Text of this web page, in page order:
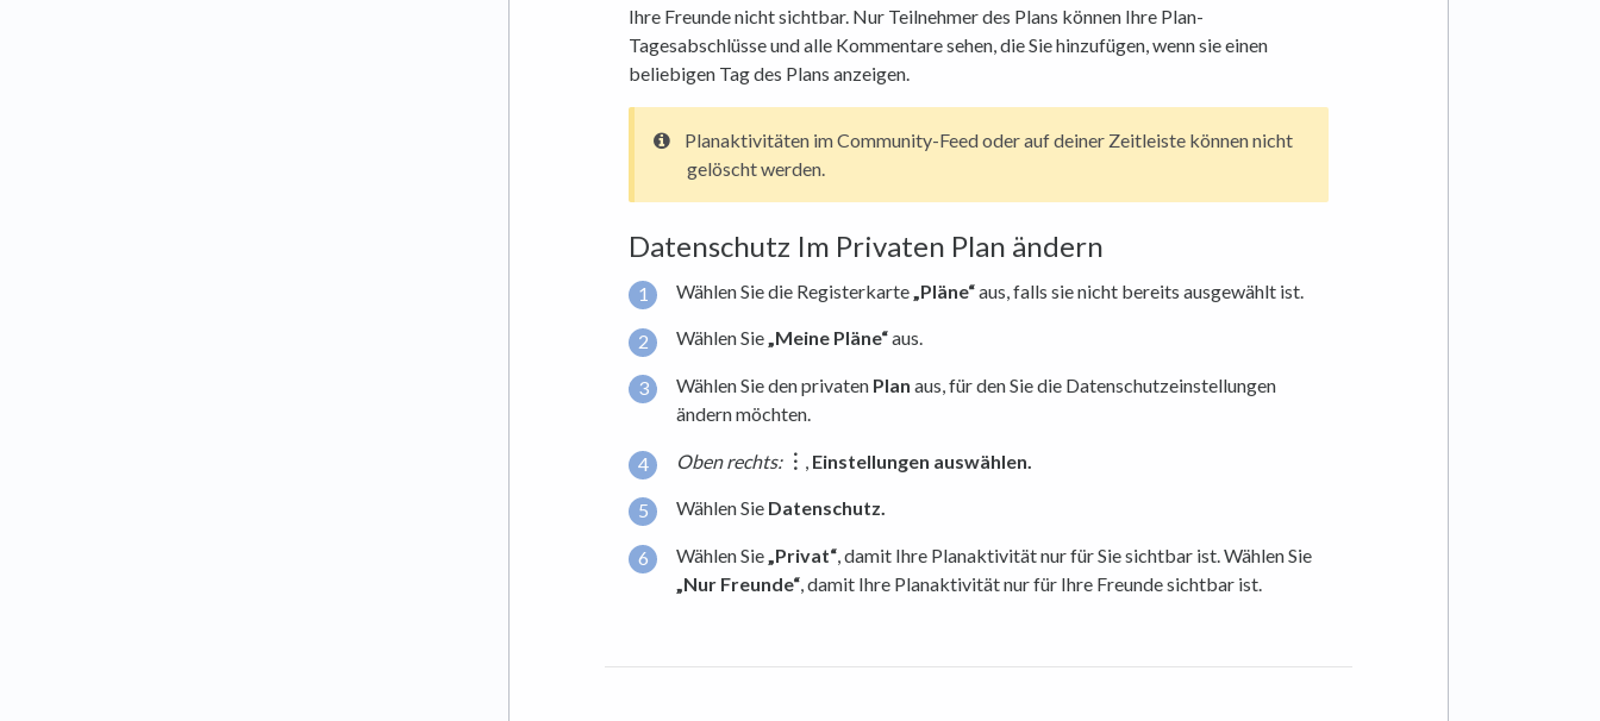
Ihre Freunde nicht sichtbar. Nur Teilnehmer des Plans können Ihre Plan-
Tagesabschlüsse und alle Kommentare sehen, die Sie hinzufügen, wenn sie einen
beliebigen Tag des Plans anzeigen.
Planaktivitäten im Community-Feed oder auf deiner Zeitleiste können nicht
gelöscht werden.
Datenschutz Im Privaten Plan ändern
Wählen Sie die Registerkarte „Pläne“aus, falls sie nicht bereits ausgewählt ist.
Wählen Sie„Meine Pläne“aus.
Wählen Sie den privaten Plan aus, für den Sie die Datenschutzeinstellungen
ändern möchten.
Oben rechts: ︙ Einstellungen auswählen.
Wählen Sie Datenschutz.
Wählen Sie „Privat“ , damit Ihre Planaktivität nur für Sie sichtbar ist. Wählen Sie
„Nur Freunde“ , damit Ihre Planaktivität nur für Ihre Freunde sichtbar ist.